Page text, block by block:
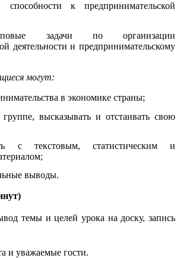
к предпринимательской
задачи по организации
деятельности и предпринимательскому
могут:
в экономике страны;
высказывать и отстаивать свою
с текстовым, статистическим и
выводы.
темы и целей урока на доску, запись
и уважаемые гости.